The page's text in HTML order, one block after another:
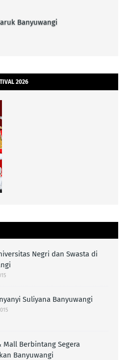
Banyuwangi
2026
Negri dan Swasta di
Suliyana Banyuwangi
Mall Berbintang Segera
Banyuwangi